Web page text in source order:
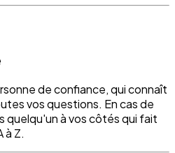
de confiance, qui connaît
vos questions. En cas de
quelqu'un à vos côtés qui fait
à Z.